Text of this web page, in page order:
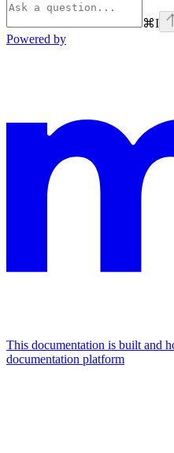
⌘I
Powered by
This documentation is built and
documentation platform